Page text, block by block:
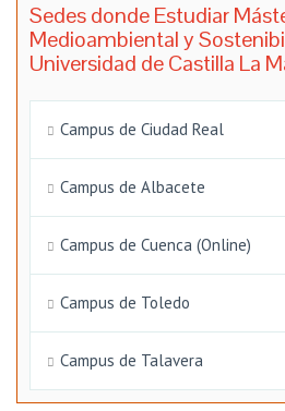
Sedes donde Estudiar
Medioambiental y
Universidad de Castilla La
Campus de Ciudad Real
Campus de Albacete
Campus de Cuenca (Online)
Campus de Toledo
Campus de Talavera